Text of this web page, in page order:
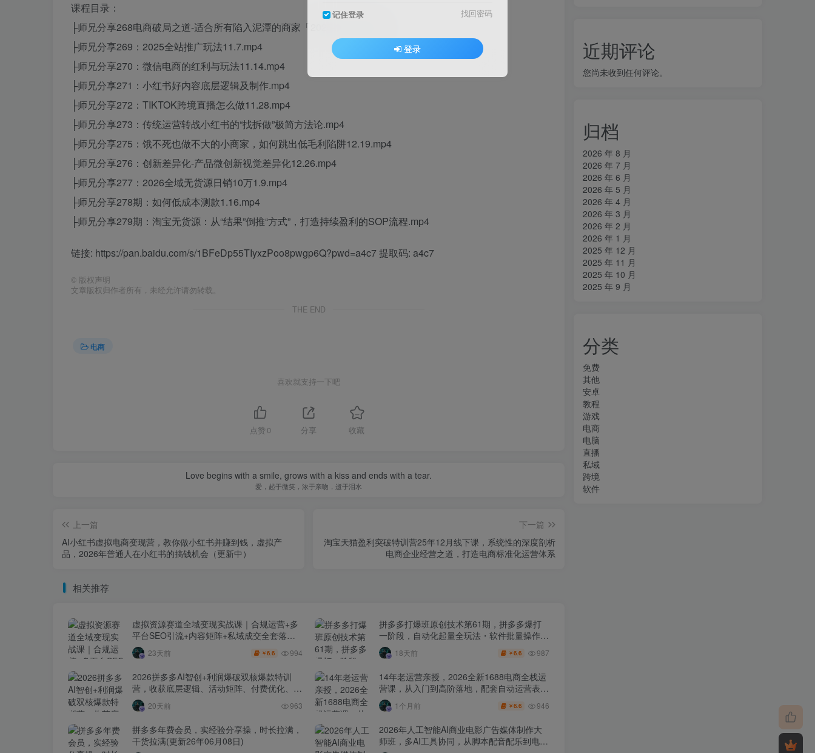
课程目录：
├师兄分享268电商破局之道-适合所有陷入泥潭的商家「2025-10-31.mp4
├师兄分享269：2025全站推广玩法11.7.mp4
├师兄分享270：微信电商的红利与玩法11.14.mp4
├师兄分享271：小红书好内容底层逻辑及制作.mp4
├师兄分享272：TIKTOK跨境直播怎么做11.28.mp4
├师兄分享273：传统运营转战小红书的“找拆做”极简方法论.mp4
├师兄分享275：饿不死也做不大的小商家，如何跳出低毛利陷阱12.19.mp4
├师兄分享276：创新差异化-产品微创新视觉差异化12.26.mp4
├师兄分享277：2026全域无货源日销10万1.9.mp4
├师兄分享278期：如何低成本测款1.16.mp4
├师兄分享279期：淘宝无货源：从“结果”倒推“方式”，打造持续盈利的SOP流程.mp4
链接: https://pan.baidu.com/s/1BFeDp55TIyxzPoo8pwgp6Q?pwd=a4c7 提取码: a4c7
© 版权声明
文章版权归作者所有，未经允许请勿转载。
THE END
电商
喜欢就支持一下吧
点赞 0 分享 收藏
Love begins with a smile, grows with a kiss and ends with a tear.
爱，起于微笑，浓于亲吻，逝于泪水
上一篇
AI小红书虚拟电商变现营，教你做小红书并賺到钱，虚拟产
品，2026年普通人在小红书的搞钱机会（更新中）
下一篇
淘宝天猫盈利突破特训营25年12月线下课，系统性的深度剖析
电商企业经营之道，打造电商标准化运营体系
相关推荐
虚拟资源赛道全域变现实战课｜合规运营+多
平台SEO引流+内容矩阵+私域成交全套落地
玩法
23天前 ￥6.6 994
拼多多打爆班原创技术第61期，拼多多爆打
一阶段，自动化起量全玩法・软件批量操作・
投产优化・大促矩阵实战课
18天前 ￥6.6 987
2026拼多多AI智创+利润爆破双核爆款特训
营，收获底层逻辑、活动矩阵、付费优化、0-
1打爆SOP
20天前 963
14年老运营亲授，2026全新1688电商全栈运
营课，从入门到高阶落地，配套自动运营表
+工具包+直播诊断等
1个月前 ￥6.6 946
拼多多年费会员，实经验分享操，时长拉满，
干货拉满(更新26年06月08日)
2026年人工智能AI商业电影广告媒体制作大
师班，多AI工具协同，从脚本配音配乐到电影
近期评论
您尚未收到任何评论。
归档
2026 年 8 月
2026 年 7 月
2026 年 6 月
2026 年 5 月
2026 年 4 月
2026 年 3 月
2026 年 2 月
2026 年 1 月
2025 年 12 月
2025 年 11 月
2025 年 10 月
2025 年 9 月
分类
免费
其他
安卓
教程
游戏
电商
电脑
直播
私域
跨境
软件
记住登录 找回密码
登录